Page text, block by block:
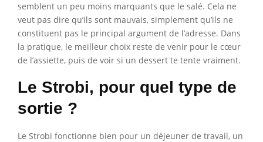
semblent un peu moins marquants que le salé. Cela ne
veut pas dire qu’ils sont mauvais, simplement qu’ils ne
constituent pas le principal argument de l’adresse. Dans
la pratique, le meilleur choix reste de venir pour le cœur
de l’assiette, puis de voir si un dessert te tente vraiment.
Le Strobi, pour quel type de
sortie ?
Le Strobi fonctionne bien pour un déjeuner de travail, un